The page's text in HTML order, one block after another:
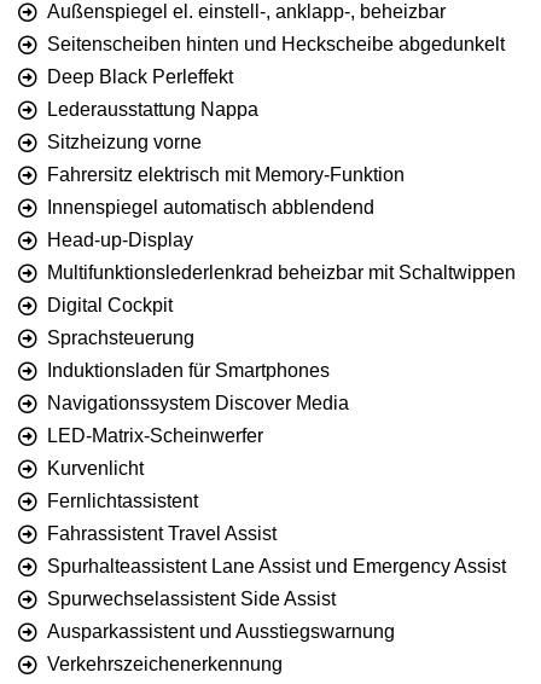
Außenspiegel el. einstell-, anklapp-, beheizbar
Seitenscheiben hinten und Heckscheibe abgedunkelt
Deep Black Perleffekt
Lederausstattung Nappa
Sitzheizung vorne
Fahrersitz elektrisch mit Memory-Funktion
Innenspiegel automatisch abblendend
Head-up-Display
Multifunktionslederlenkrad beheizbar mit Schaltwippen
Digital Cockpit
Sprachsteuerung
Induktionsladen für Smartphones
Navigationssystem Discover Media
LED-Matrix-Scheinwerfer
Kurvenlicht
Fernlichtassistent
Fahrassistent Travel Assist
Spurhalteassistent Lane Assist und Emergency Assist
Spurwechselassistent Side Assist
Ausparkassistent und Ausstiegswarnung
Verkehrszeichenerkennung